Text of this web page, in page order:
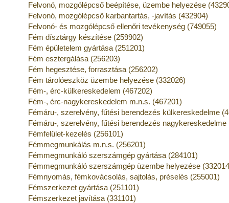
Felvonó, mozgólépcső beépítése, üzembe helyezése
Felvonó, mozgólépcső karbantartás, -javítás (432904)
Felvonó- és mozgólépcső ellenőri tevékenység (749055)
Fém dísztárgy készítése (259902)
Fém épületelem gyártása (251201)
Fém esztergálása (256203)
Fém hegesztése, forrasztása (256202)
Fém tárolóeszköz üzembe helyezése (332026)
Fém-, érc-külkereskedelem (467202)
Fém-, érc-nagykereskedelem m.n.s. (467201)
Fémáru-, szerelvény, fűtési berendezés külkereskedelme
Fémáru-, szerelvény, fűtési berendezés
Fémfelület-kezelés (256101)
Fémmegmunkálás m.n.s. (256201)
Fémmegmunkáló szerszámgép gyártása (284101)
Fémmegmunkáló szerszámgép üzembe helyezése
Fémnyomás, fémkovácsolás, sajtolás, préselés (255001)
Fémszerkezet gyártása (251101)
Fémszerkezet javítása (331101)